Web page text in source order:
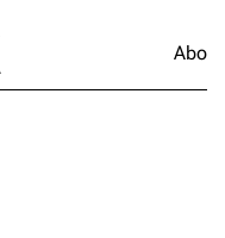
Abo